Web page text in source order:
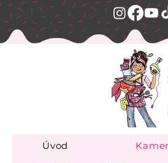
Úvod